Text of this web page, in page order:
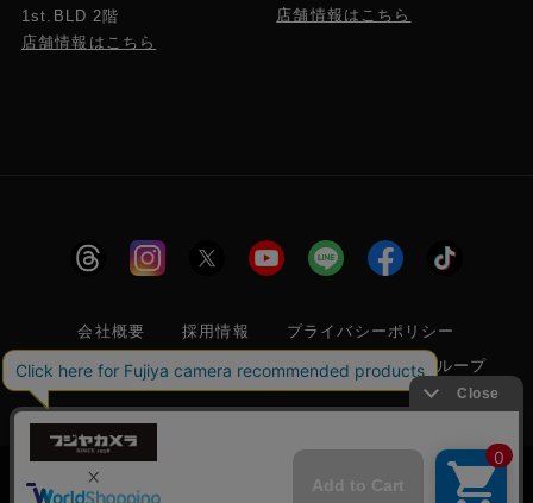
保存温湿度範囲
・専用ACアダプタ（日本国内仕様）
・取扱説明書
1st.BLD 2階
店舗情報はこちら
店舗情報はこちら
会社概要 採用情報
プライバシーポリシー
特定商取引に関する法律に基づく表示
フジヤグループ
商標登録 第5211024号 株式会社フジヤカメラ店 古物商許可番
号 東京都公安委員会 第304399601272号
当サイトでは利便性向上のためクッキー(Cookie)